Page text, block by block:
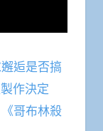
逅是否搞
作決定
哥布林殺